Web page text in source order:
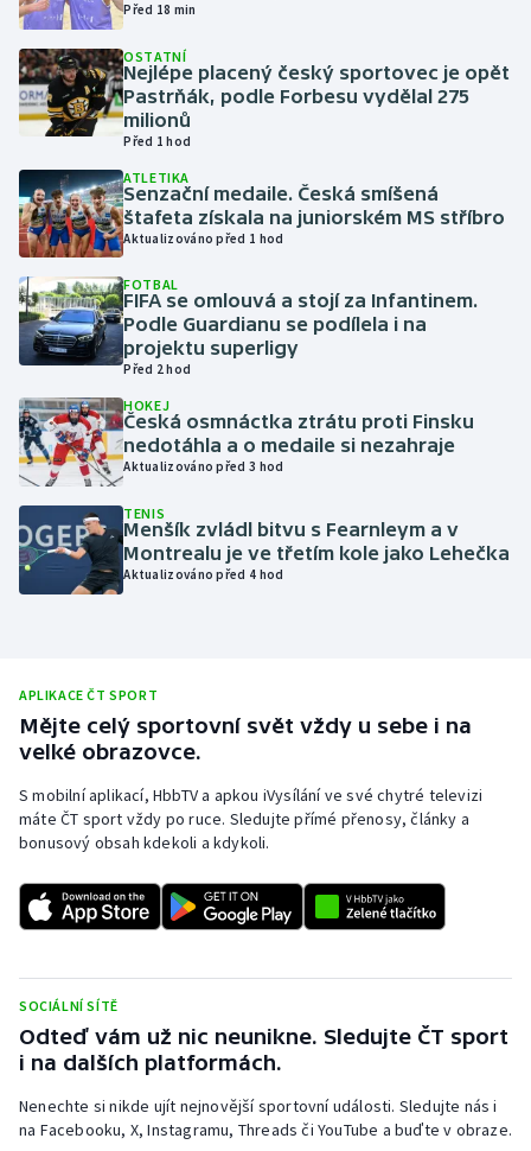
Házená
Jezdectví
Judo
Krasobruslení
Lezení
Lyže a snowboard
Moderní pětiboj
Motorsport
Olympijské hry
Parasport
Plavání
Rychlostní kanoistika
Short track
Stolní tenis
Triatlon
Veslování
Před 18 min
OSTATNÍ
Nejlépe placený český sportovec je opět
Pastrňák, podle Forbesu vydělal 275
milionů
Před 1 hod
ATLETIKA
Senzační medaile. Česká smíšená
štafeta získala na juniorském MS stříbro
Aktualizováno před 1 hod
FOTBAL
FIFA se omlouvá a stojí za Infantinem.
Podle Guardianu se podílela i na
projektu superligy
Před 2 hod
HOKEJ
Česká osmnáctka ztrátu proti Finsku
nedotáhla a o medaile si nezahraje
Aktualizováno před 3 hod
TENIS
Menšík zvládl bitvu s Fearnleym a v
Montrealu je ve třetím kole jako Lehečka
Aktualizováno před 4 hod
APLIKACE ČT SPORT
Mějte celý sportovní svět vždy u sebe i na
velké obrazovce.
S mobilní aplikací, HbbTV a apkou iVysílání ve své chytré televizi
máte ČT sport vždy po ruce. Sledujte přímé přenosy, články a
bonusový obsah kdekoli a kdykoli.
SOCIÁLNÍ SÍTĚ
Odteď vám už nic neunikne. Sledujte ČT sport
i na dalších platformách.
Nenechte si nikde ujít nejnovější sportovní události. Sledujte nás i
na Facebooku, X, Instagramu, Threads či YouTube a buďte v obraze.